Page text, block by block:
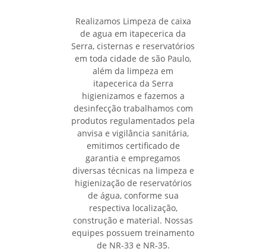
Realizamos Limpeza de caixa
de agua em itapecerica da
Serra, cisternas e reservatórios
em toda cidade de são Paulo,
além da limpeza em
itapecerica da Serra
higienizamos e fazemos a
desinfecção trabalhamos com
produtos regulamentados pela
anvisa e vigilância sanitária,
emitimos certificado de
garantia e empregamos
diversas técnicas na limpeza e
higienização de reservatórios
de água, conforme sua
respectiva localização,
construção e material. Nossas
equipes possuem treinamento
de NR-33 e NR-35.